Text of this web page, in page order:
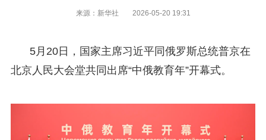
来源：新华社 2026-05-20 19:31
5月20日，国家主席习近平同俄罗斯总统普京在
北京人民大会堂共同出席“中俄教育年”开幕式。